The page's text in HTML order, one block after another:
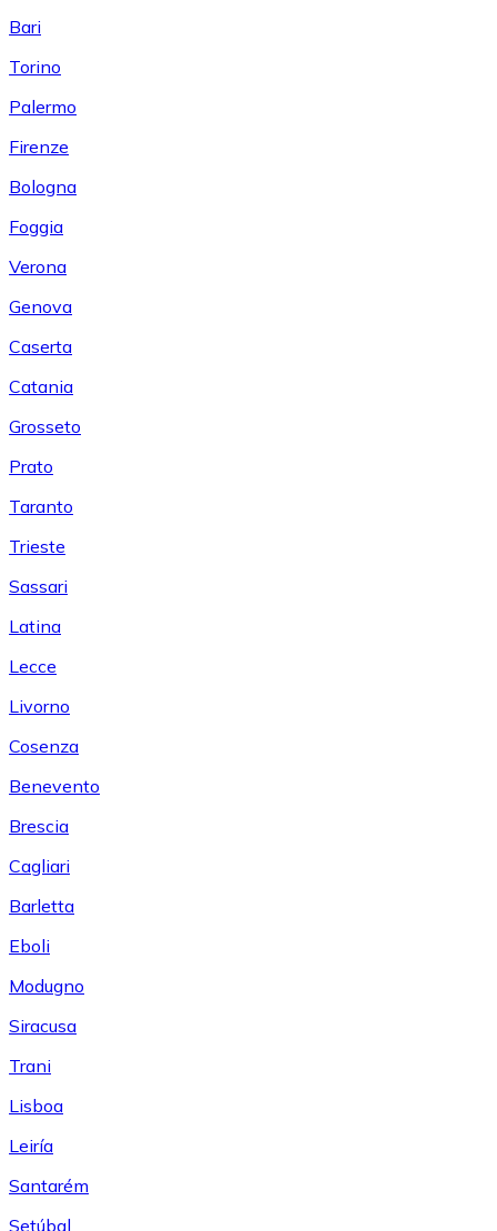
Bari
Torino
Palermo
Firenze
Bologna
Foggia
Verona
Genova
Caserta
Catania
Grosseto
Prato
Taranto
Trieste
Sassari
Latina
Lecce
Livorno
Cosenza
Benevento
Brescia
Cagliari
Barletta
Eboli
Modugno
Siracusa
Trani
Lisboa
Leiría
Santarém
Setúbal